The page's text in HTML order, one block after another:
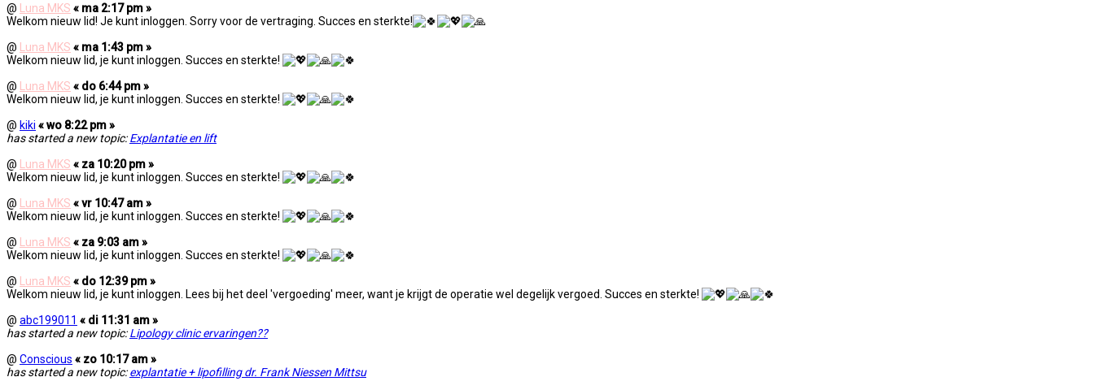
@ Luna MKS « ma 2:17 pm »
Welkom nieuw lid! Je kunt inloggen. Sorry voor de vertraging. Succes en sterkte!
@ Luna MKS « ma 1:43 pm »
Welkom nieuw lid, je kunt inloggen. Succes en sterkte!
@ Luna MKS « do 6:44 pm »
Welkom nieuw lid, je kunt inloggen. Succes en sterkte!
@ kiki « wo 8:22 pm »
has started a new topic:Explantatie en lift
@ Luna MKS « za 10:20 pm »
Welkom nieuw lid, je kunt inloggen. Succes en sterkte!
@ Luna MKS « vr 10:47 am »
Welkom nieuw lid, je kunt inloggen. Succes en sterkte!
@ Luna MKS « za 9:03 am »
Welkom nieuw lid, je kunt inloggen. Succes en sterkte!
@ Luna MKS « do 12:39 pm »
Welkom nieuw lid, je kunt inloggen. Lees bij het deel 'vergoeding' meer, want je krijgt de operatie wel degelijk vergoed. Succes en sterkte!
@ abc199011 « di 11:31 am »
has started a new topic:Lipology clinic ervaringen??
@ Conscious « zo 10:17 am »
has started a new topic:explantatie + lipofilling dr. Frank Niessen Mittsu